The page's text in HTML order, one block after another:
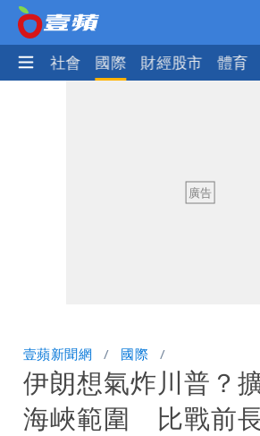
政治 社會 國際 財經股市 體育
壹蘋新聞網 國際
伊朗想氣炸川普？
海峽範圍 比戰前長